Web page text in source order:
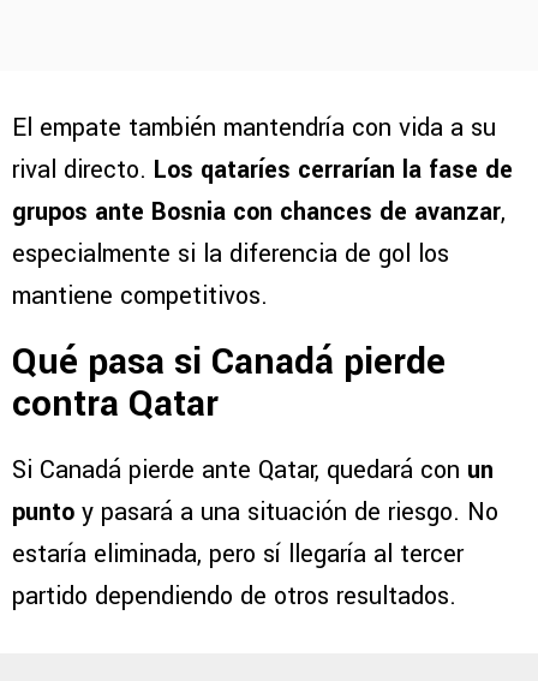
El empate también mantendría con vida a su
rival directo. Los qataríes cerrarían la fase de
grupos ante Bosnia con chances de avanzar,
especialmente si la diferencia de gol los
mantiene competitivos.
Qué pasa si Canadá pierde
contra Qatar
Si Canadá pierde ante Qatar, quedará con un
punto y pasará a una situación de riesgo. No
estaría eliminada, pero sí llegaría al tercer
partido dependiendo de otros resultados.